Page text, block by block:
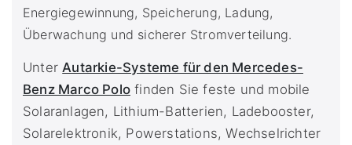
Energiegewinnung, Speicherung, Ladung,
Überwachung und sicherer Stromverteilung.
UnterAutarkie-Systeme für den Mercedes-
Benz Marco Polo finden Sie feste und mobile
Solaranlagen, Lithium-Batterien, Ladebooster,
Solarelektronik, Powerstations, Wechselrichter